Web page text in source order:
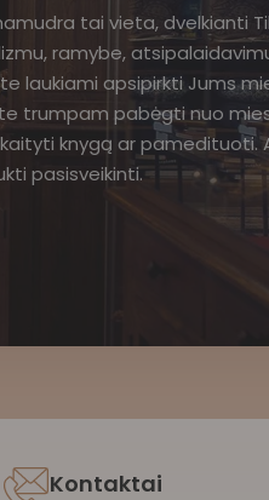
tai vieta, dvelkianti
ramybe,
laukiami apsipirkti Jums
trumpam pabėgti nuo
knygą ar pamedituoti.
pasisveikinti.
Kontaktai